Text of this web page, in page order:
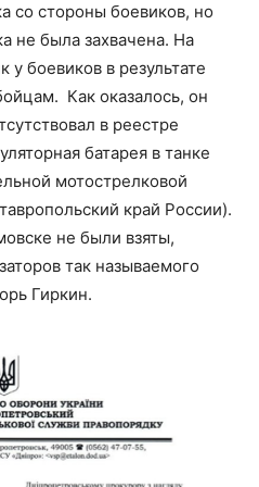
со стороны боевиков, но
не была захвачена. На
у боевиков в результате
Как оказалось, он
в реестре
батарея в танке
мотострелковой
край России).
не были взяты,
так называемого
Гиркин.